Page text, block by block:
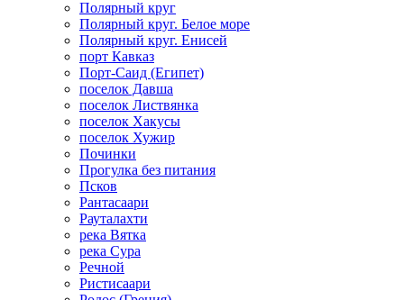
Полярный круг
Полярный круг. Белое море
Полярный круг. Енисей
порт Кавказ
Порт-Саид (Египет)
поселок Давша
поселок Листвянка
поселок Хакусы
поселок Хужир
Починки
Прогулка без питания
Псков
Рантасаари
Рауталахти
река Вятка
река Сура
Речной
Ристисаари